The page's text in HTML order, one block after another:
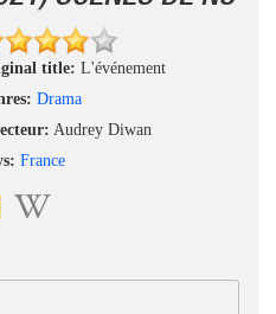
title: L'événement
Drama
Audrey Diwan
France